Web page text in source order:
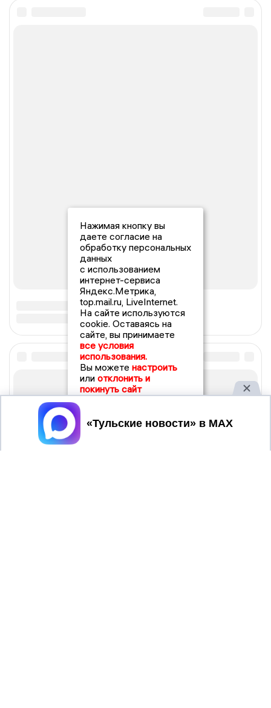
Нажимая кнопку вы
даете согласие на
обработку персональных
данных
с использованием
интернет-сервиса
Яндекс.Метрика,
top.mail.ru, LiveInternet.
На сайте используются
cookie. Оставаясь на
сайте, вы принимаете
все условия
использования.
Вы можете настроить
или отклонить и
покинуть сайт
Принять